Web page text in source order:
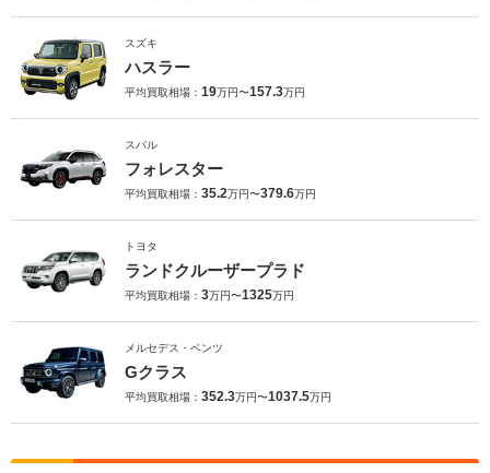
スズキ
ハスラー
平均買取相場： 19万円〜157.3万円
スバル
フォレスター
平均買取相場： 35.2万円〜379.6万円
トヨタ
ランドクルーザープラド
平均買取相場： 3万円〜1325万円
メルセデス・ベンツ
Gクラス
平均買取相場： 352.3万円〜1037.5万円